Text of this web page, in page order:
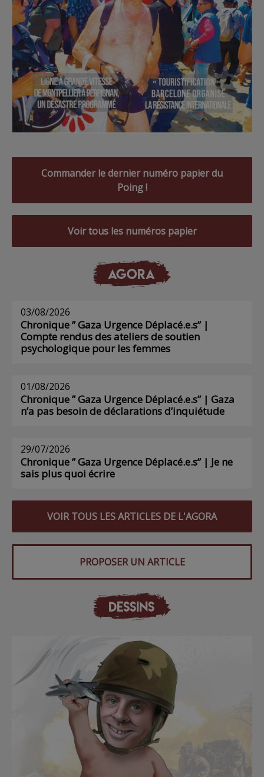
Commander le dernier numéro papier du
Poing !
Voir tous les numéros papier
AGORA
03/08/2026
Chronique ” Gaza Urgence Déplacé.e.s” |
Compte rendus des ateliers de soutien
psychologique pour les femmes
01/08/2026
Chronique ” Gaza Urgence Déplacé.e.s” | Gaza
n’a pas besoin de déclarations d’inquiétude
29/07/2026
Chronique ” Gaza Urgence Déplacé.e.s” | Je ne
sais plus quoi écrire
VOIR TOUS LES ARTICLES DE L'AGORA
PROPOSER UN ARTICLE
DESSINS